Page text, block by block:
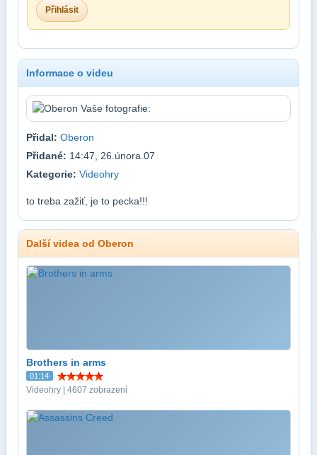
Přihlásit
Informace o videu
Přidal: Oberon
Přidané: 14:47, 26.února.07
Kategorie: Videohry
to treba zažiť, je to pecka!!!
Další videa od Oberon
Brothers in arms
01:14
Videohry | 4607 zobrazení